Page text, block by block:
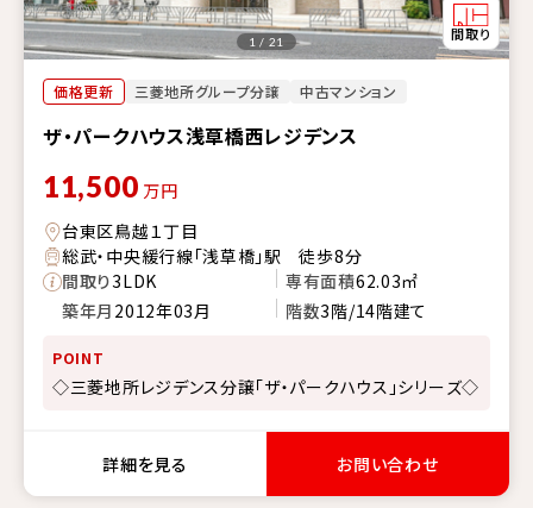
価格更新 三菱地所グループ分譲 中古マンション
ザ・パークハウス浅草橋西レジデンス
1 / 21
11,500 万円
台東区鳥越１丁目
総武・中央緩行線「浅草橋」駅 徒歩8分
間取り3LDK 専有面積62.03㎡
築年月 2012年03月 階数3階/14階建て
POINT
◇三菱地所レジデンス分譲「ザ・パークハウス」シリーズ◇
詳細を見る お問い合わせ